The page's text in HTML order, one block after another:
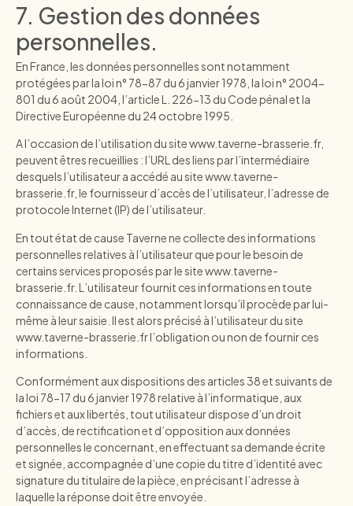
7. Gestion des données
personnelles.
En France, les données personnelles sont notamment
protégées par la loi n° 78-87 du 6 janvier 1978, la loi n° 2004-
801 du 6 août 2004, l’article L. 226-13 du Code pénal et la
Directive Européenne du 24 octobre 1995.
A l’occasion de l’utilisation du sitewww.taverne-brasserie.fr,
peuvent êtres recueillies : l’URL des liens par l’intermédiaire
desquels l’utilisateur a accédé au sitewww.taverne-
brasserie.fr, le fournisseur d’accès de l’utilisateur, l’adresse de
protocole Internet (IP) de l’utilisateur.
En tout état de cause Taverne ne collecte des informations
personnelles relatives à l’utilisateur que pour le besoin de
certains services proposés par le sitewww.taverne-
brasserie.fr. L’utilisateur fournit ces informations en toute
connaissance de cause, notamment lorsqu’il procède par lui-
même à leur saisie. Il est alors précisé à l’utilisateur du site
www.taverne-brasserie.frl’obligation ou non de fournir ces
informations.
Conformément aux dispositions des articles 38 et suivants de
la loi 78-17 du 6 janvier 1978 relative à l’informatique, aux
fichiers et aux libertés, tout utilisateur dispose d’un droit
d’accès, de rectification et d’opposition aux données
personnelles le concernant, en effectuant sa demande écrite
et signée, accompagnée d’une copie du titre d’identité avec
signature du titulaire de la pièce, en précisant l’adresse à
laquelle la réponse doit être envoyée.